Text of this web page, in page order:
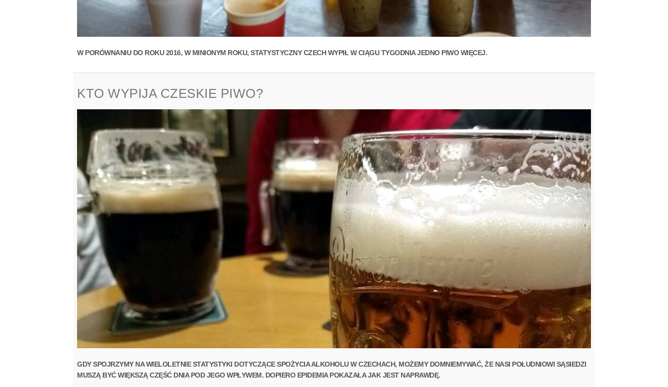
W PORÓWNANIU DO ROKU 2016, W MINIONYM ROKU, STATYSTYCZNY CZECH WYPIŁ W CIĄGU TYGODNIA JEDNO PIWO WIĘCEJ.
KTO WYPIJA CZESKIE PIWO?
GDY SPOJRZYMY NA WIELOLETNIE STATYSTYKI DOTYCZĄCE SPOŻYCIA ALKOHOLU W CZECHACH, MOŻEMY DOMNIEMYWAĆ, ŻE NASI POŁUDNIOWI SĄSIEDZI
MUSZĄ BYĆ WIĘKSZĄ CZĘŚĆ DNIA POD JEGO WPŁYWEM. DOPIERO EPIDEMIA POKAZAŁA JAK JEST NAPRAWDĘ.